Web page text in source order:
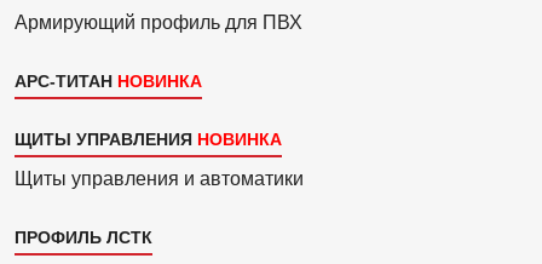
Армиру­ю­щий профиль для ПВХ
АРС-ТИТАН
ЩИТЫ УПРАВЛЕНИЯ
Щиты управления и автоматики
ПРОФИЛЬ ЛСТК